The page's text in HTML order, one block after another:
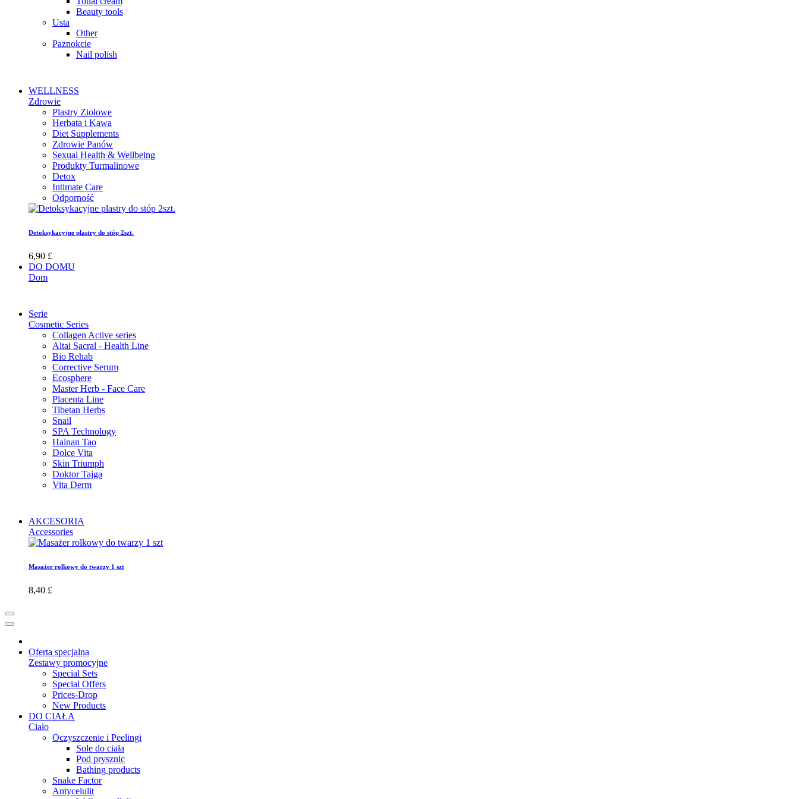
Beauty tools
Usta
Other
Paznokcie
Nail polish
WELLNESS
Zdrowie
Plastry Ziołowe
Herbata i Kawa
Diet Supplements
Zdrowie Panów
Sexual Health & Wellbeing
Produkty Turmalinowe
Detox
Intimate Care
Odporność
Detoksykacyjne plastry do stóp 2szt.
6,90 £
DO DOMU
Dom
Serie
Cosmetic Series
Collagen Active series
Altai Sacral - Health Line
Bio Rehab
Corrective Serum
Ecosphere
Master Herb - Face Care
Placenta Line
Tibetan Herbs
Snail
SPA Technology
Hainan Tao
Dolce Vita
Skin Triumph
Doktor Tajga
Vita Derm
AKCESORIA
Accessories
Masażer rolkowy do twarzy 1 szt
8,40 £
Oferta specjalna
Zestawy promocyjne
Special Sets
Special Offers
Prices-Drop
New Products
DO CIAŁA
Ciało
Oczyszczenie i Peelingi
Sole do ciała
Pod prysznic
Bathing products
Snake Factor
Antycelulit